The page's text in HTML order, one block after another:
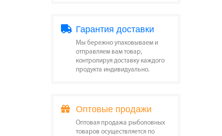
Гарантия доставки
Мы бережно упаковываем и
отправляем вам товар,
контролируя доставку каждого
продукта индивидуально.
Оптовые продажи
Оптовая продажа рыболовных
товаров осуществляется по